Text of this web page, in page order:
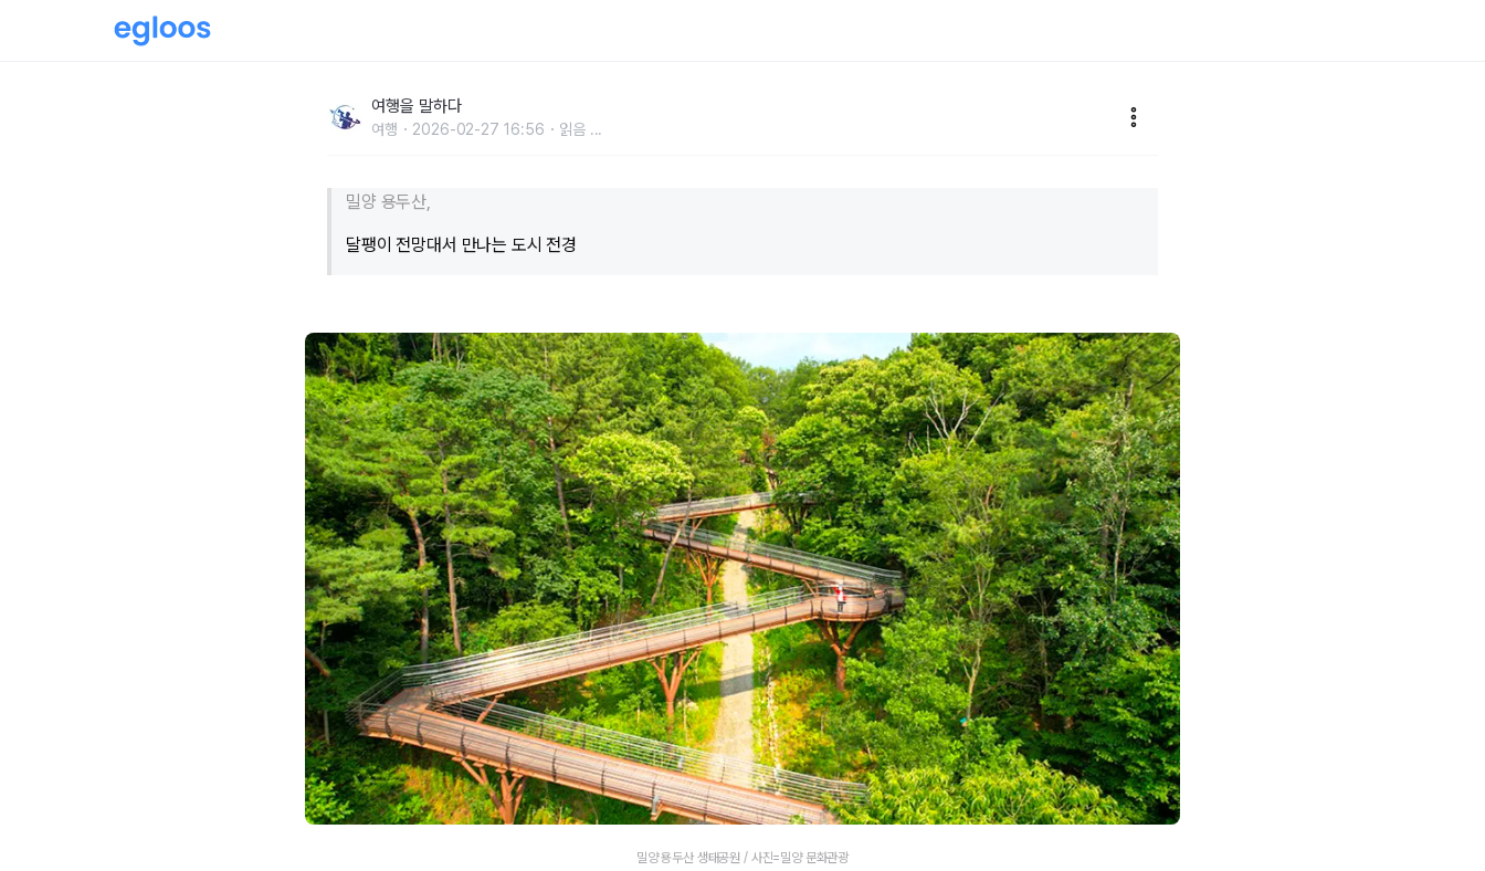
여행을 말하다
여행 2026-02-27 16:56 읽음 ...
밀양 용두산,
달팽이 전망대서 만나는 도시 전경
밀양 용두산 생태공원 / 사진=밀양 문화관광